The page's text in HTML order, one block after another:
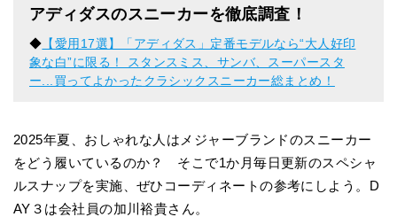
アディダスのスニーカーを徹底調査！
◆ 【愛用17選】「アディダス」定番モデルなら“大人好印
象な白”に限る！ スタンスミス、サンバ、スーパースタ
ー...買ってよかったクラシックスニーカー総まとめ！
2025年夏、おしゃれな人はメジャーブランドのスニーカー
をどう履いているのか？ そこで1か月毎日更新のスペシャ
ルスナップを実施、ぜひコーディネートの参考にしよう。D
AY３は会社員の加川裕貴さん。